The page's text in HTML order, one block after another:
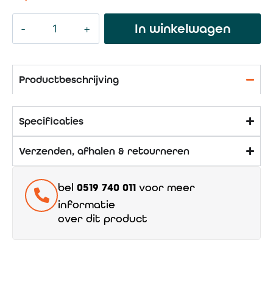
In winkelwagen
Productbeschrijving
Specificaties
Verzenden, afhalen & retourneren
bel 0519 740 011 voor meer
informatie
over dit product